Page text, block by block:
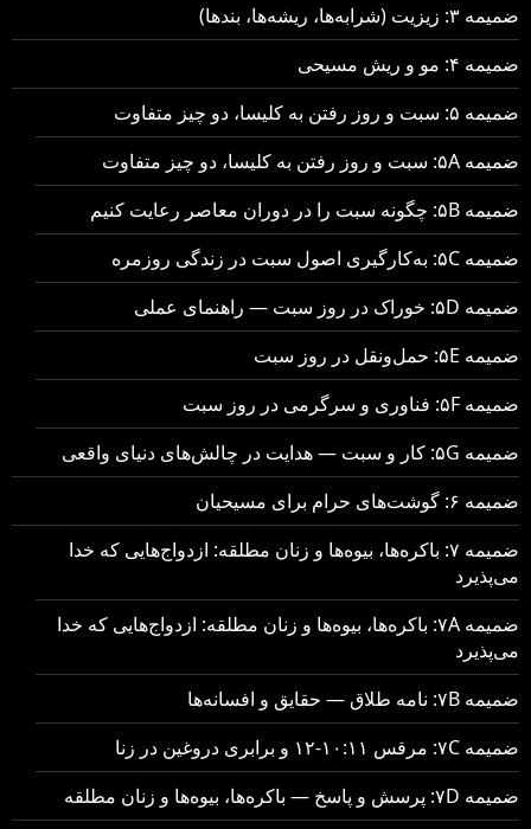
ضمیمه ۳: زیزیت (شرابه‌ها، ریشه‌ها، بندها)
ضمیمه ۴: مو و ریش مسیحی
ضمیمه ۵: سبت و روز رفتن به کلیسا، دو چیز متفاوت
ضمیمه ۵A: سبت و روز رفتن به کلیسا، دو چیز متفاوت
ضمیمه ۵B: چگونه سبت را در دوران معاصر رعایت کنیم
ضمیمه ۵C: به‌کارگیری اصول سبت در زندگی روزمره
ضمیمه ۵D: خوراک در روز سبت — راهنمای عملی
ضمیمه ۵E: حمل‌ونقل در روز سبت
ضمیمه ۵F: فناوری و سرگرمی در روز سبت
ضمیمه ۵G: کار و سبت — هدایت در چالش‌های دنیای واقعی
ضمیمه ۶: گوشت‌های حرام برای مسیحیان
ضمیمه ۷: باکره‌ها، بیوه‌ها و زنان مطلقه: ازدواج‌هایی که خدا
می‌پذیرد
ضمیمه ۷A: باکره‌ها، بیوه‌ها و زنان مطلقه: ازدواج‌هایی که خدا
می‌پذیرد
ضمیمه ۷B: نامه طلاق — حقایق و افسانه‌ها
ضمیمه ۷C: مرقس ۱۰:۱۱-۱۲ و برابری دروغین در زنا
ضمیمه ۷D: پرسش و پاسخ — باکره‌ها، بیوه‌ها و زنان مطلقه